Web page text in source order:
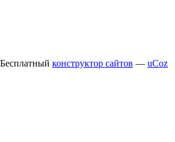
Бесплатный конструктор сайтов — uCoz